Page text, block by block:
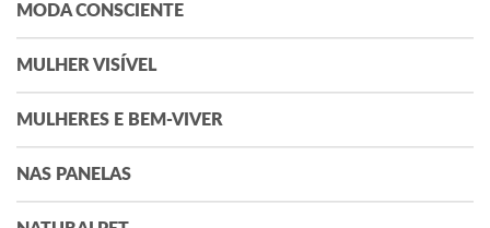
MODA CONSCIENTE
MULHER VISÍVEL
MULHERES E BEM-VIVER
NAS PANELAS